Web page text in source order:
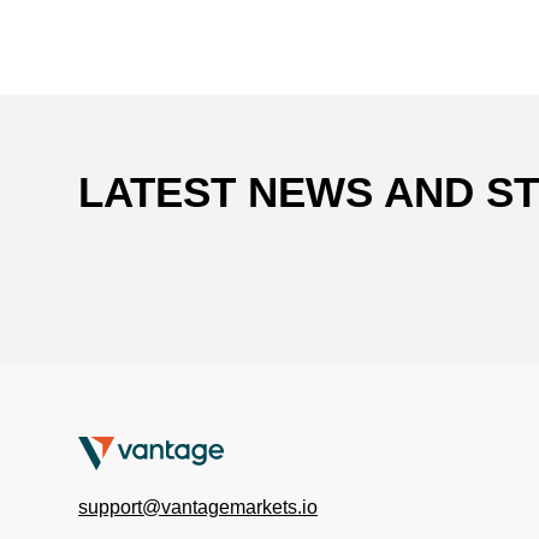
LATEST NEWS AND
support@vantagemarkets.io